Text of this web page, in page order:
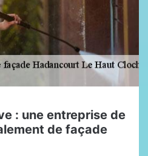
: une entreprise de
de façade